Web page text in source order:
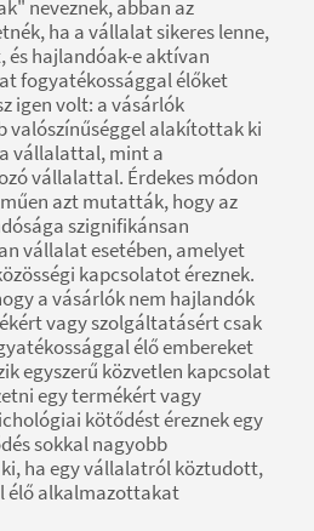
neveznek, abban az
ha a vállalat sikeres lenne,
és hajlandóak-e aktívan
fogyatékossággal élőket
igen volt: a vásárlók
valószínűséggel alakítottak ki
vállalattal, mint a
vállalattal. Érdekes módon
azt mutatták, hogy az
szignifikánsan
vállalat esetében, amelyet
kapcsolatot éreznek.
a vásárlók nem hajlandók
vagy szolgáltatásért csak
élő embereket
egyszerű közvetlen kapcsolat
egy termékért vagy
kötődést éreznek egy
sokkal nagyobb
ha egy vállalatról köztudott,
élő alkalmazottakat